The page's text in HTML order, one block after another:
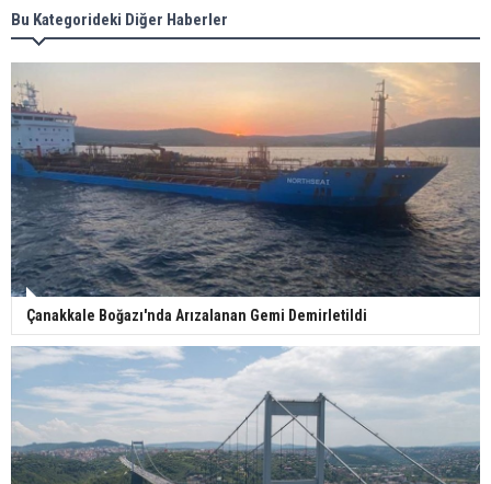
Bu Kategorideki Diğer Haberler
Çanakkale Boğazı'nda Arızalanan Gemi Demirletildi